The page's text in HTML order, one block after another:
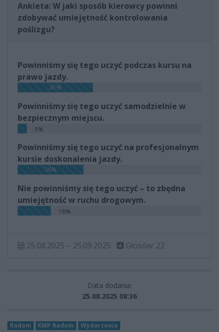
Ankieta: W jaki sposób kierowcy powinni
zdobywać umiejętność kontrolowania
poślizgu?
Powinniśmy się tego uczyć podczas kursu na
prawo jazdy.
41%
Powinniśmy się tego uczyć samodzielnie w
bezpiecznym miejscu.
5%
Powinniśmy się tego uczyć na profesjonalnym
kursie doskonalenia jazdy.
36%
Nie powinniśmy się tego uczyć – to zbędna
umiejętność w ruchu drogowym.
18%
25.08.2025 – 25.09.2025 Głosów: 22
Data dodania:
25.08.2025 08:36
Radom KMP Radom Wydarzenia